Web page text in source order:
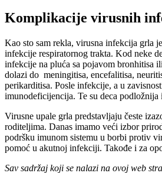
Komplikacije virusnih
Kao sto sam rekla, virusna infekcija grla
infekcije respiratornog trakta. Kod neke
infekcije na pluća sa pojavom bronhitisa
dolazi do meningitisa, encefalitisa,
perikarditisa. Posle infekcije, a u
imunodeficijencija. Te su deca podložnija
Virusne upale grla predstavljaju česte
roditeljima. Danas imamo veći izbor
podršku imunom sistemu u borbi protiv
pomoć u akutnoj infekciji. Takođe i za
Sav sadržaj koji se nalazi na ovoj web